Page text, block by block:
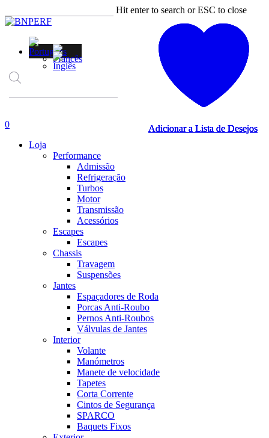
to
content
Hit enter to search or ESC to close
Close
account
0
Loja
Performance
Admissão
Refrigeração
Turbos
Motor
Transmissão
Acessórios
Escapes
Escapes
Chassis
Travagem
Suspensões
Jantes
Espaçadores de Roda
Porcas Anti-Roubo
Pernos Anti-Roubos
Válvulas de Jantes
Interior
Volante
Manómetros
Manete de velocidade
Tapetes
Corta Corrente
Cintos de Segurança
SPARCO
Baquets Fixos
Adicionar a Lista de Desejos
Adicionar a Lista de Desejos
Adicionar a Lista de Desejos
Adicionar a Lista de Desejos